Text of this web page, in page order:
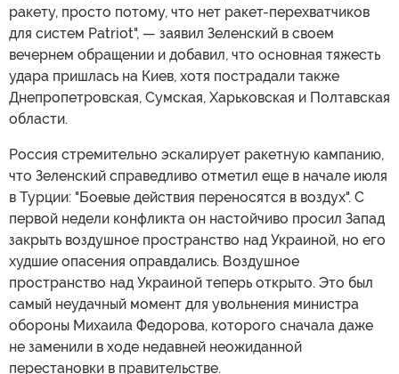
ракету, просто потому, что нет ракет-перехватчиков
для систем Patriot", — заявил Зеленский в своем
вечернем обращении и добавил, что основная тяжесть
удара пришлась на Киев, хотя пострадали также
Днепропетровская, Сумская, Харьковская и Полтавская
области.
Россия стремительно эскалирует ракетную кампанию,
что Зеленский справедливо отметил еще в начале июля
в Турции: "Боевые действия переносятся в воздух". С
первой недели конфликта он настойчиво просил Запад
закрыть воздушное пространство над Украиной, но его
худшие опасения оправдались. Воздушное
пространство над Украиной теперь открыто. Это был
самый неудачный момент для увольнения министра
обороны Михаила Федорова, которого сначала даже
не заменили в ходе недавней неожиданной
перестановки в правительстве.